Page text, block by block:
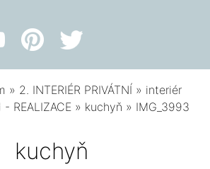
» 2. INTERIÉR PRIVÁTNÍ » interiér
REALIZACE » kuchyň » IMG_3993
kuchyň